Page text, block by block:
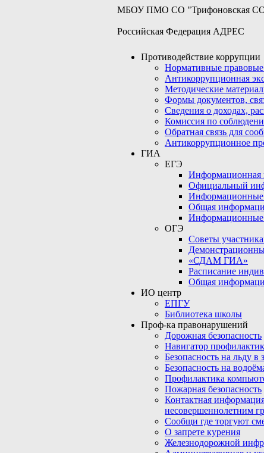
МБОУ ПМО СО "Трифоновская
Российская Федерация АДРЕС
Противодействие коррупции
Нормативные
Антикоррупционная
Методические
Формы документов,
Сведения о доходах,
Комиссия по
Обратная связь для
Антикоррупционное
ГИА
ЕГЭ
Информационная
Официальный
Информационные
Общая
Информационные
ОГЭ
Советы
«СДАМ ГИА»
Расписание
Общая
ИО центр
ЕПГУ
Библиотека школы
Проф-ка правонарушений
Дорожная безопасность
Навигатор
Безопасность на льду
Безопасность на
Профилактика
Пожарная безопасность
Контактная
несовершеннолетним
Сообщи где торгуют
О запрете курения
Железнодорожной